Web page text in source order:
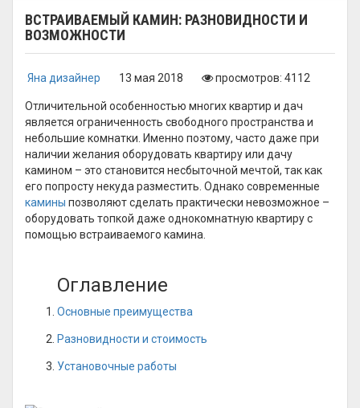
ВСТРАИВАЕМЫЙ КАМИН: РАЗНОВИДНОСТИ И
ВОЗМОЖНОСТИ
Яна дизайнер 13 мая 2018 просмотров: 4112
Отличительной особенностью многих квартир и дач
является ограниченность свободного пространства и
небольшие комнатки. Именно поэтому, часто даже при
наличии желания оборудовать квартиру или дачу
камином – это становится несбыточной мечтой, так как
его попросту некуда разместить. Однако современные
камины позволяют сделать практически невозможное –
оборудовать топкой даже однокомнатную квартиру с
помощью встраиваемого камина.
Оглавление
Основные преимущества
Разновидности и стоимость
Установочные работы